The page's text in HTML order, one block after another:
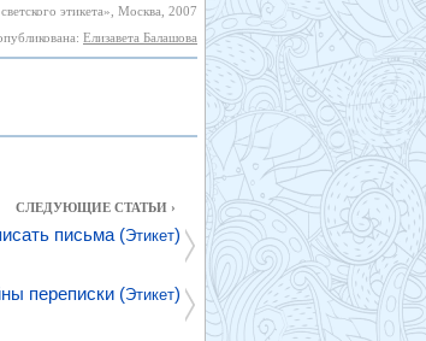
этикета», Москва, 2007
Елизавета Балашова
СЛЕДУЮЩИЕ СТАТЬИ ›
письма (Этикет)
переписки (Этикет)